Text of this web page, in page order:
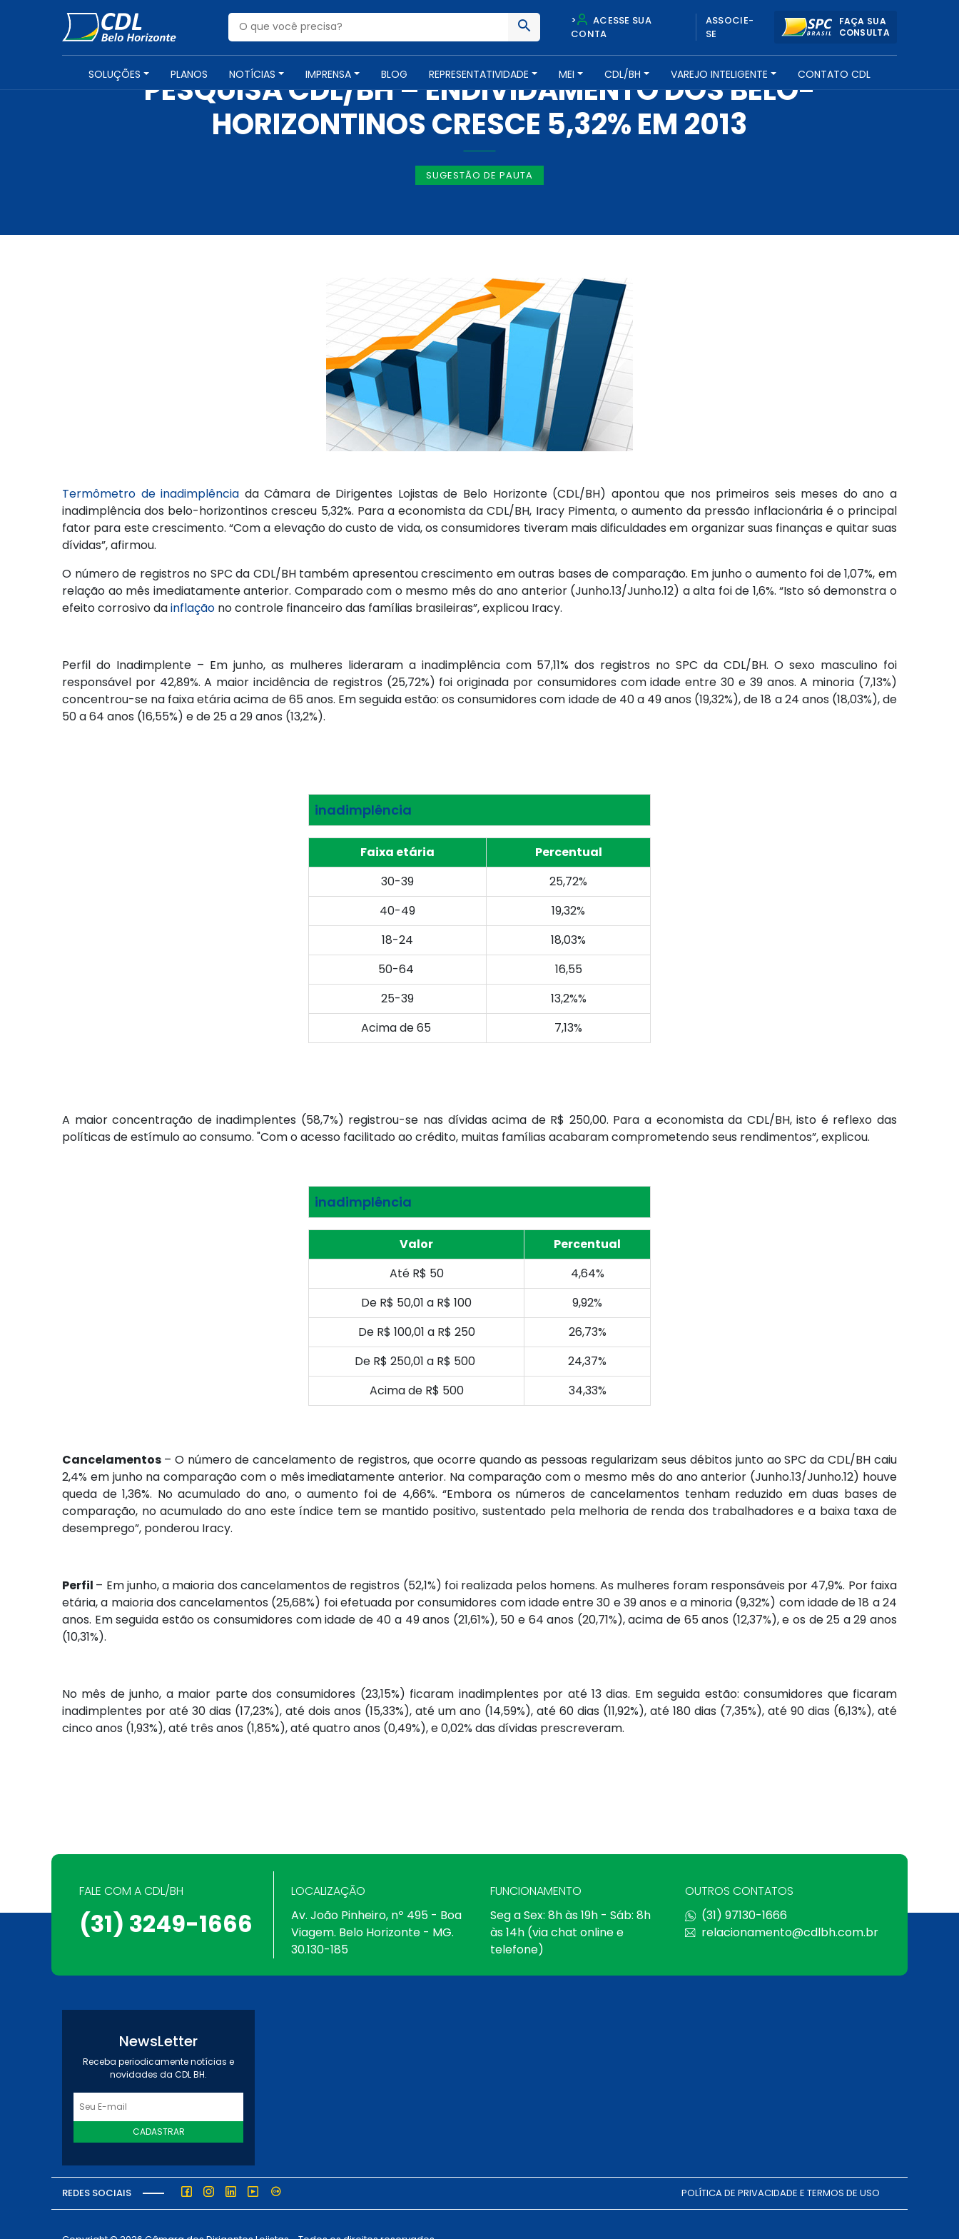
>
ACESSE SUA
CONTA
ASSOCIE-
SE
FAÇA SUA
CONSULTA
SOLUÇÕES PLANOS NOTÍCIAS IMPRENSA BLOG REPRESENTATIVIDADE MEI CDL/BH VAREJO INTELIGENTE CONTATO CDL
IMPRENSA -24 DE JULHO DE 2013
PESQUISA CDL/BH – ENDIVIDAMENTO DOS BELO-
HORIZONTINOS CRESCE 5,32% EM 2013
SUGESTÃO DE PAUTA
Termômetro de inadimplência da Câmara de Dirigentes Lojistas de Belo Horizonte (CDL/BH) apontou que nos primeiros seis meses do ano a
inadimplência dos belo-horizontinos cresceu 5,32%. Para a economista da CDL/BH, Iracy Pimenta, o aumento da pressão inflacionária é o principal
fator para este crescimento. “Com a elevação do custo de vida, os consumidores tiveram mais dificuldades em organizar suas finanças e quitar suas
dívidas”, afirmou.
O número de registros no SPC da CDL/BH também apresentou crescimento em outras bases de comparação. Em junho o aumento foi de 1,07%, em
relação ao mês imediatamente anterior. Comparado com o mesmo mês do ano anterior (Junho.13/Junho.12) a alta foi de 1,6%. “Isto só demonstra o
efeito corrosivo dainflação no controle financeiro das famílias brasileiras”, explicou Iracy.
Perfil do Inadimplente – Em junho, as mulheres lideraram a inadimplência com 57,11% dos registros no SPC da CDL/BH. O sexo masculino foi
responsável por 42,89%. A maior incidência de registros (25,72%) foi originada por consumidores com idade entre 30 e 39 anos. A minoria (7,13%)
concentrou-se na faixa etária acima de 65 anos. Em seguida estão: os consumidores com idade de 40 a 49 anos (19,32%), de 18 a 24 anos (18,03%), de
50 a 64 anos (16,55%) e de 25 a 29 anos (13,2%).
inadimplência
Faixa etária
Percentual
30-39
25,72%
40-49
19,32%
18-24
18,03%
50-64
16,55
25-39
13,2%%
Acima de 65
7,13%
A maior concentração de inadimplentes (58,7%) registrou-se nas dívidas acima de R$ 250,00. Para a economista da CDL/BH, isto é reflexo das
políticas de estímulo ao consumo. "Com o acesso facilitado ao crédito, muitas famílias acabaram comprometendo seus rendimentos”, explicou.
inadimplência
Valor
Percentual
Até R$ 50
4,64%
De R$ 50,01 a R$ 100
9,92%
De R$ 100,01 a R$ 250
26,73%
De R$ 250,01 a R$ 500
24,37%
Acima de R$ 500
34,33%
Cancelamentos – O número de cancelamento de registros, que ocorre quando as pessoas regularizam seus débitos junto ao SPC da CDL/BH caiu
2,4% em junho na comparação com o mês imediatamente anterior. Na comparação com o mesmo mês do ano anterior (Junho.13/Junho.12) houve
queda de 1,36%. No acumulado do ano, o aumento foi de 4,66%. “Embora os números de cancelamentos tenham reduzido em duas bases de
comparação, no acumulado do ano este índice tem se mantido positivo, sustentado pela melhoria de renda dos trabalhadores e a baixa taxa de
desemprego”, ponderou Iracy.
Perfil – Em junho, a maioria dos cancelamentos de registros (52,1%) foi realizada pelos homens. As mulheres foram responsáveis por 47,9%. Por faixa
etária, a maioria dos cancelamentos (25,68%) foi efetuada por consumidores com idade entre 30 e 39 anos e a minoria (9,32%) com idade de 18 a 24
anos. Em seguida estão os consumidores com idade de 40 a 49 anos (21,61%), 50 e 64 anos (20,71%), acima de 65 anos (12,37%), e os de 25 a 29 anos
(10,31%).
No mês de junho, a maior parte dos consumidores (23,15%) ficaram inadimplentes por até 13 dias. Em seguida estão: consumidores que ficaram
inadimplentes por até 30 dias (17,23%), até dois anos (15,33%), até um ano (14,59%), até 60 dias (11,92%), até 180 dias (7,35%), até 90 dias (6,13%), até
cinco anos (1,93%), até três anos (1,85%), até quatro anos (0,49%), e 0,02% das dívidas prescreveram.
FALE COM A CDL/BH
(31) 3249-1666
LOCALIZAÇÃO
Av. João Pinheiro, nº 495 - Boa
Viagem. Belo Horizonte - MG.
30.130-185
FUNCIONAMENTO
Seg a Sex: 8h às 19h - Sáb: 8h
às 14h (via chat online e
telefone)
OUTROS CONTATOS
(31) 97130-1666
relacionamento@cdlbh.com.br
NewsLetter
Receba periodicamente notícias e
novidades da CDL BH.
CADASTRAR
REDES SOCIAIS POLÍTICA DE PRIVACIDADE E TERMOS DE USO